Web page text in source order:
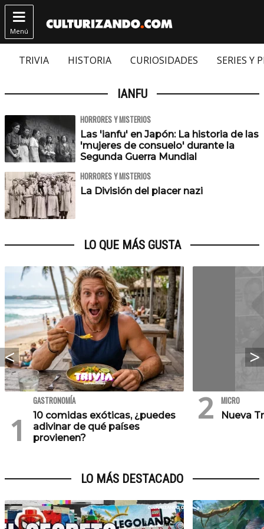

Menú
TRIVIA HISTORIA CURIOSIDADES SERIES Y
IANFU
HORRORES Y MISTERIOS
Las 'ianfu' en Japón: La historia de las
'mujeres de consuelo' durante la
Segunda Guerra Mundial
HORRORES Y MISTERIOS
La División del placer nazi
LO QUE MÁS GUSTA
GASTRONOMÍA
10 comidas exóticas, ¿puedes
adivinar de qué países
provienen?
MICRO
Nueva
LO MÁS DESTACADO